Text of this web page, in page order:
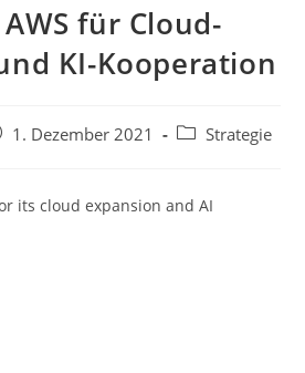
für Cloud-
KI-Kooperation
1. Dezember 2021 Strategie
its cloud expansion and AI